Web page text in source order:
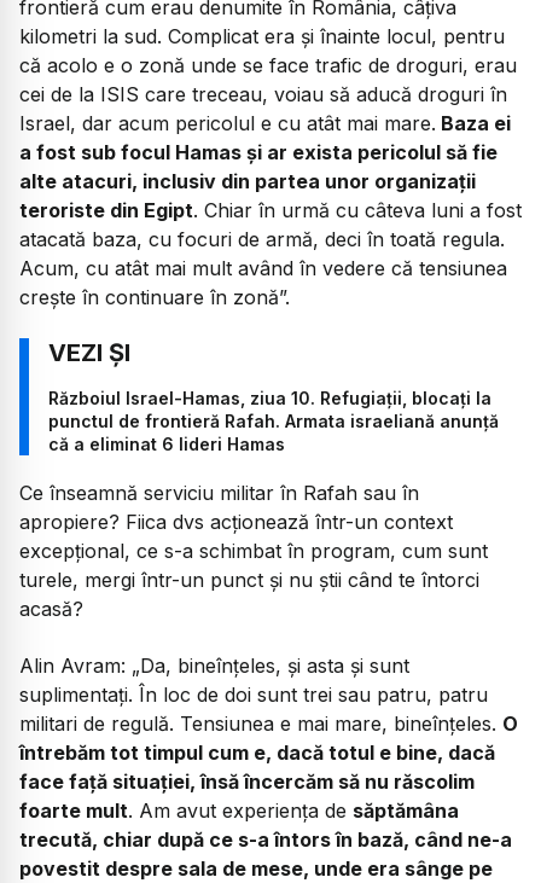
frontieră cum erau denumite în România, câțiva
kilometri la sud. Complicat era și înainte locul, pentru
că acolo e o zonă unde se face trafic de droguri, erau
cei de la ISIS care treceau, voiau să aducă droguri în
Israel, dar acum pericolul e cu atât mai mare. Baza ei
a fost sub focul Hamas și ar exista pericolul să fie
alte atacuri, inclusiv din partea unor organizații
teroriste din Egipt. Chiar în urmă cu câteva luni a fost
atacată baza, cu focuri de armă, deci în toată regula.
Acum, cu atât mai mult având în vedere că tensiunea
crește în continuare în zonă”.
Războiul Israel-Hamas, ziua 10. Refugiații, blocați la
punctul de frontieră Rafah. Armata israeliană anunță
că a eliminat 6 lideri Hamas
Ce înseamnă serviciu militar în Rafah sau în
apropiere? Fiica dvs acționează într-un context
excepțional, ce s-a schimbat în program, cum sunt
turele, mergi într-un punct și nu știi când te întorci
acasă?
Alin Avram: „Da, bineînțeles, și asta și sunt
suplimentați. În loc de doi sunt trei sau patru, patru
militari de regulă. Tensiunea e mai mare, bineînțeles. O
întrebăm tot timpul cum e, dacă totul e bine, dacă
face față situației, însă încercăm să nu răscolim
foarte mult. Am avut experiența de săptămâna
trecută, chiar după ce s-a întors în bază, când ne-a
povestit despre sala de mese, unde era sânge pe